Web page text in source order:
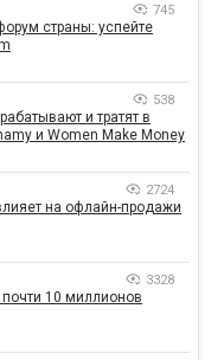
745
страны: успейте
538
и тратят в
и Women Make Money
2724
на офлайн-продажи
3328
10 миллионов